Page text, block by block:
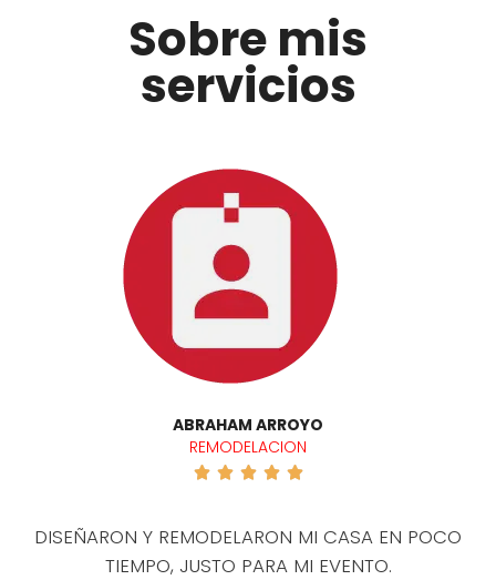
Sobre mis
servicios
ABRAHAM ARROYO
REMODELACION
    
DISEÑARON Y REMODELARON MI CASA EN POCO
TIEMPO, JUSTO PARA MI EVENTO.